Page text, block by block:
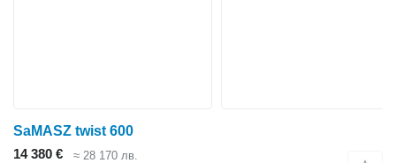
SaMASZ twist 600
14 380 €
≈ 28 170 лв.